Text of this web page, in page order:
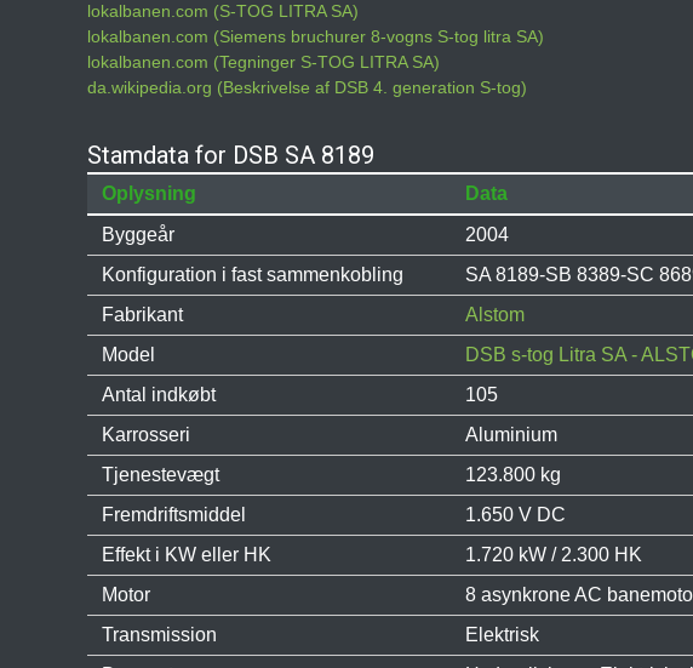
lokalbanen.com (S-TOG LITRA SA)
lokalbanen.com (Siemens bruchurer 8-vogns S-tog litra SA)
lokalbanen.com (Tegninger S-TOG LITRA SA)
da.wikipedia.org (Beskrivelse af DSB 4. generation S-tog)
Stamdata for DSB SA 8189
Oplysning
Data
Byggeår
2004
Konfiguration i fast sammenkobling
SA 8189-SB 8389-SC
Fabrikant
Alstom
Model
DSB s-tog Litra SA -
Antal indkøbt
105
Karrosseri
Aluminium
Tjenestevægt
123.800 kg
Fremdriftsmiddel
1.650 V DC
Effekt i KW eller HK
1.720 kW / 2.300 HK
Motor
8 asynkrone AC
Transmission
Elektrisk